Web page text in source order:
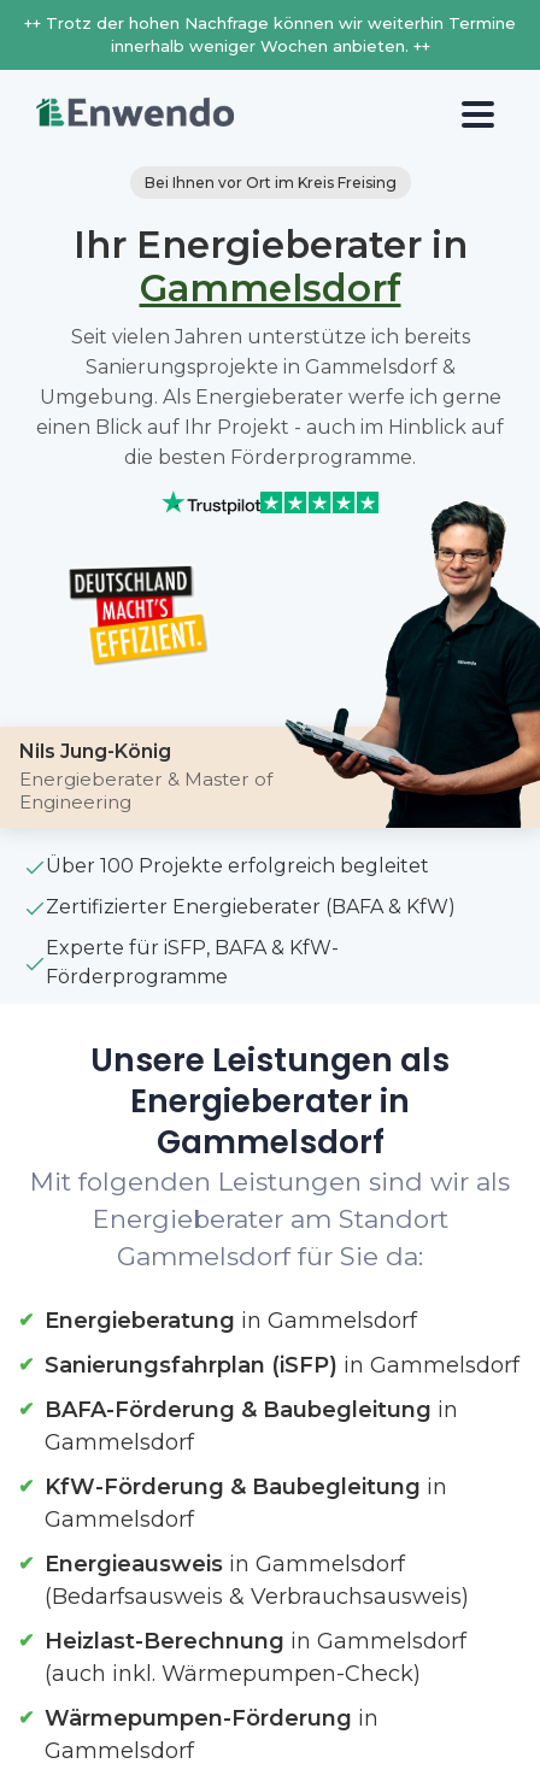
++ Trotz der hohen Nachfrage können wir weiterhin Termine
innerhalb weniger Wochen anbieten. ++
Bei Ihnen vor Ort im Kreis Freising
Ihr Energieberater in
Gammelsdorf
Seit vielen Jahren unterstütze ich bereits
Sanierungsprojekte in Gammelsdorf &
Umgebung. Als Energieberater werfe ich gerne
einen Blick auf Ihr Projekt - auch im Hinblick auf
die besten Förderprogramme.
Nils Jung-König
Energieberater & Master of
Engineering
Über 100 Projekte erfolgreich begleitet
Zertifizierter Energieberater (BAFA & KfW)
Experte für iSFP, BAFA & KfW-
Förderprogramme
Unsere Leistungen als
Energieberater in
Gammelsdorf
Mit folgenden Leistungen sind wir als
Energieberater am Standort
Gammelsdorf für Sie da:
Energieberatung in Gammelsdorf
Sanierungsfahrplan (iSFP) in Gammelsdorf
BAFA-Förderung & Baubegleitung in
Gammelsdorf
KfW-Förderung & Baubegleitung in
Gammelsdorf
Energieausweis in Gammelsdorf
(Bedarfsausweis & Verbrauchsausweis)
Heizlast-Berechnung in Gammelsdorf
(auch inkl. Wärmepumpen-Check)
Wärmepumpen-Förderung in
Gammelsdorf